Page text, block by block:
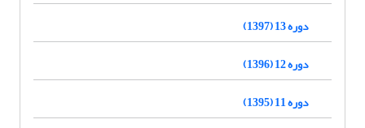
دوره 13 (1397)
دوره 12 (1396)
دوره 11 (1395)